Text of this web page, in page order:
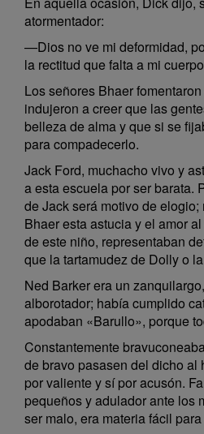
atormentador:
—Dios no ve mi deformidad,
la rectitud que falta a mi
Los señores Bhaer
indujeron a creer que las
belleza de alma y que si se
para compadecerlo.
Jack Ford, muchacho vivo y
a esta escuela por ser barata.
de Jack será motivo de
Bhaer esta astucia y el amor
de este niño, representaban
que la tartamudez de Dolly o
Ned Barker era un
alborotador; había cumplido
apodaban «Barullo», porque
Constantemente
de bravo pasasen del dicho al
por valiente y sí por acusón.
pequeños y adulador ante los
ser malo, era materia fácil